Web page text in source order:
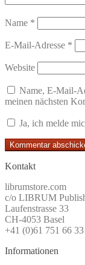
Name *
E-Mail-Adresse *
Website
Name, E-Mail-
meinen nächsten
Ja, ich melde
Kontakt
librumstore.com
c/o LIBRUM
Laufenstrasse 33
CH-4053 Basel
+41 (0)61 751 66 33
Informationen